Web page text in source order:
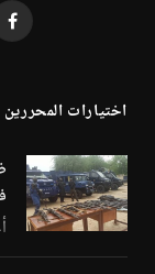
اختيارات المحررين